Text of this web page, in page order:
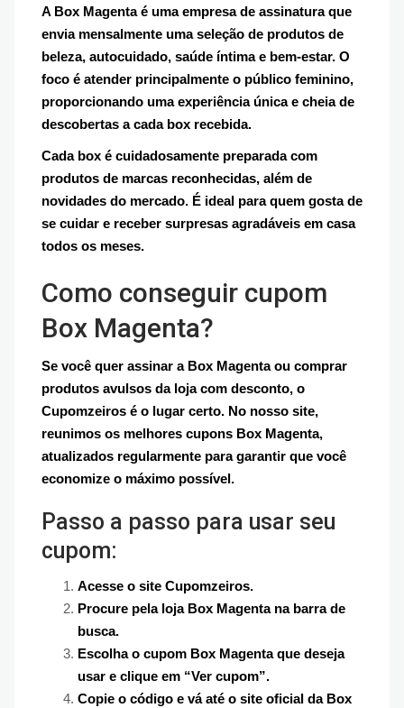
A Box Magenta é uma empresa de assinatura que
envia mensalmente uma seleção de produtos de
beleza, autocuidado, saúde íntima e bem-estar. O
foco é atender principalmente o público feminino,
proporcionando uma experiência única e cheia de
descobertas a cada box recebida.
Cada box é cuidadosamente preparada com
produtos de marcas reconhecidas, além de
novidades do mercado. É ideal para quem gosta de
se cuidar e receber surpresas agradáveis em casa
todos os meses.
Como conseguir cupom
Box Magenta?
Se você quer assinar a Box Magenta ou comprar
produtos avulsos da loja com desconto, o
Cupomzeiros é o lugar certo. No nosso site,
reunimos os melhores cupons Box Magenta,
atualizados regularmente para garantir que você
economize o máximo possível.
Passo a passo para usar seu
cupom:
Acesse o site Cupomzeiros.
Procure pela loja Box Magenta na barra de
busca.
Escolha o cupom Box Magenta que deseja
usar e clique em “Ver cupom”.
Copie o código e vá até o site oficial da Box